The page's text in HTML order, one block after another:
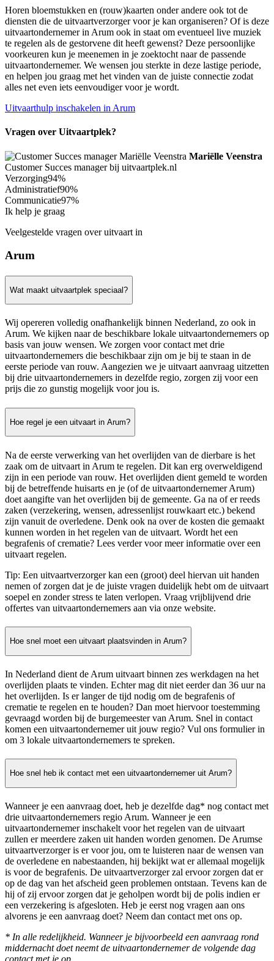
Horen bloemstukken en (rouw)kaarten onder andere ook tot de
diensten die de uitvaartverzorger voor je kan organiseren? Of is deze
uitvaartondernemer in Arum ook in staat om eventueel live muziek
te regelen als de gestorvene dit heeft gewenst? Deze persoonlijke
voorkeuren kun je meenemen in je zoektocht naar de passende
uitvaartondernemer. We wensen jou sterkte in deze lastige periode,
en helpen jou graag met het vinden van de juiste connectie zodat
alles net even iets eenvoudiger voor je wordt.
Uitvaarthulp inschakelen in Arum
Vragen over Uitvaartplek?
Mariëlle Veenstra
Customer Succes manager bij uitvaartplek.nl
Verzorging94%
Administratief90%
Communicatie97%
Ik help je graag
Veelgestelde vragen over uitvaart in
Arum
Wat maakt uitvaartplek speciaal?
Wij opereren volledig onafhankelijk binnen Nederland, zo ook in
Arum. We kijken naar de beschikbare lokale uitvaartondernemers op
basis van jouw wensen. We zorgen voor contact met drie
uitvaartondernemers die beschikbaar zijn om je bij te staan in de
eerste periode van rouw. Aangezien we je uitvaart aanvraag uitzetten
bij drie uitvaartondernemers in dezelfde regio, zorgen zij voor een
prijs die zo gunstig mogelijk voor jou is.
Hoe regel je een uitvaart in Arum?
Na de eerste verwerking van het overlijden van de dierbare is het
zaak om de uitvaart in Arum te regelen. Dit kan erg overweldigend
zijn in een periode van rouw. Het overlijden dient gemeld te worden
bij de betreffende huisarts en je (of de uitvaartondernemer Arum)
doet aangifte van het overlijden bij de gemeente. Ga na of er reeds
zaken (verzekering, wensen, adressenlijst rouwkaart etc.) bekend
zijn vanuit de overledene. Denk ook na over de kosten die gemaakt
kunnen worden in het regelen van de uitvaart. Wordt het een
begrafenis of crematie? Lees verder voor meer informatie over een
uitvaart regelen.
Tip: Een uitvaartverzorger kan een (groot) deel hiervan uit handen
nemen of zorgen dat je de juiste vragen duidelijk hebt om de uitvaart
soepel en zonder stress te laten verlopen. Vraag vrijblijvend drie
offertes van uitvaartondernemers aan via onze website.
Hoe snel moet een uitvaart plaatsvinden in Arum?
In Nederland dient de Arum uitvaart binnen zes werkdagen na het
overlijden plaats te vinden. Echter mag dit niet eerder dan 36 uur na
het overlijden. Is er langer de tijd nodig om de begrafenis of
crematie te regelen en te houden? Dan moet hiervoor toestemming
gevraagd worden bij de burgemeester van Arum. Snel in contact
komen een uitvaartondernemer uit jouw regio? Vul ons formulier in
om 3 lokale uitvaartondernemers te spreken.
Hoe snel heb ik contact met een uitvaartondernemer uit Arum?
Wanneer je een aanvraag doet, heb je dezelfde dag* nog contact met
drie uitvaartondernemers regio Arum. Wanneer je een
uitvaartondernemer inschakelt voor het regelen van de uitvaart
zullen er meerdere zaken uit handen worden genomen. De Arumse
uitvaartverzorger is er voor jou, om te luisteren naar de wensen van
de overledene en nabestaanden, hij bekijkt wat er allemaal mogelijk
is voor de begrafenis. De uitvaartverzorger zal ervoor zorgen dat er
op de dag van het afscheid geen problemen ontstaan. Tevens kan de
hij of zij ervoor zorgen dat je geholpen wordt bij de polis indien er
een verzekering is afgesloten. Heb je eerst nog vragen aan ons
alvorens je een aanvraag doet? Neem dan contact met ons op.
* In alle redelijkheid. Wanneer je bijvoorbeeld een aanvraag rond
middernacht doet neemt de uitvaartondernemer de volgende dag
contact met je op.